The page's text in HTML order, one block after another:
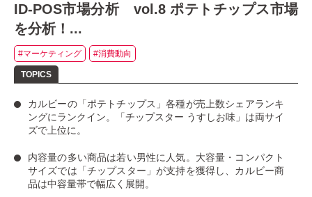
ID-POS市場分析 vol.8 ポテトチップス市場
を分析！...
#マーケティング #消費動向
カルビーの「ポテトチップス」各種が売上数シェアランキ
ングにランクイン。
「チップスター うすしお味」 は両サイ
ズで上位に。
内容量の多い商品は若い男性に人気。大容量・コンパクト
サイズでは「チップスター」が支持を獲得し、カルビー商
品は中容量帯で幅広く展開。